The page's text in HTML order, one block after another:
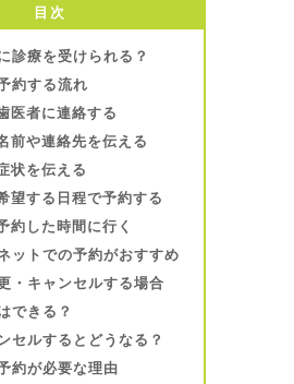
目次
診療を受けられる？
約する流れ
医者に連絡する
前や連絡先を伝える
状を伝える
望する日程で予約する
約した時間に行く
ットでの予約がおすすめ
・キャンセルする場合
できる？
セルするとどうなる？
約が必要な理由